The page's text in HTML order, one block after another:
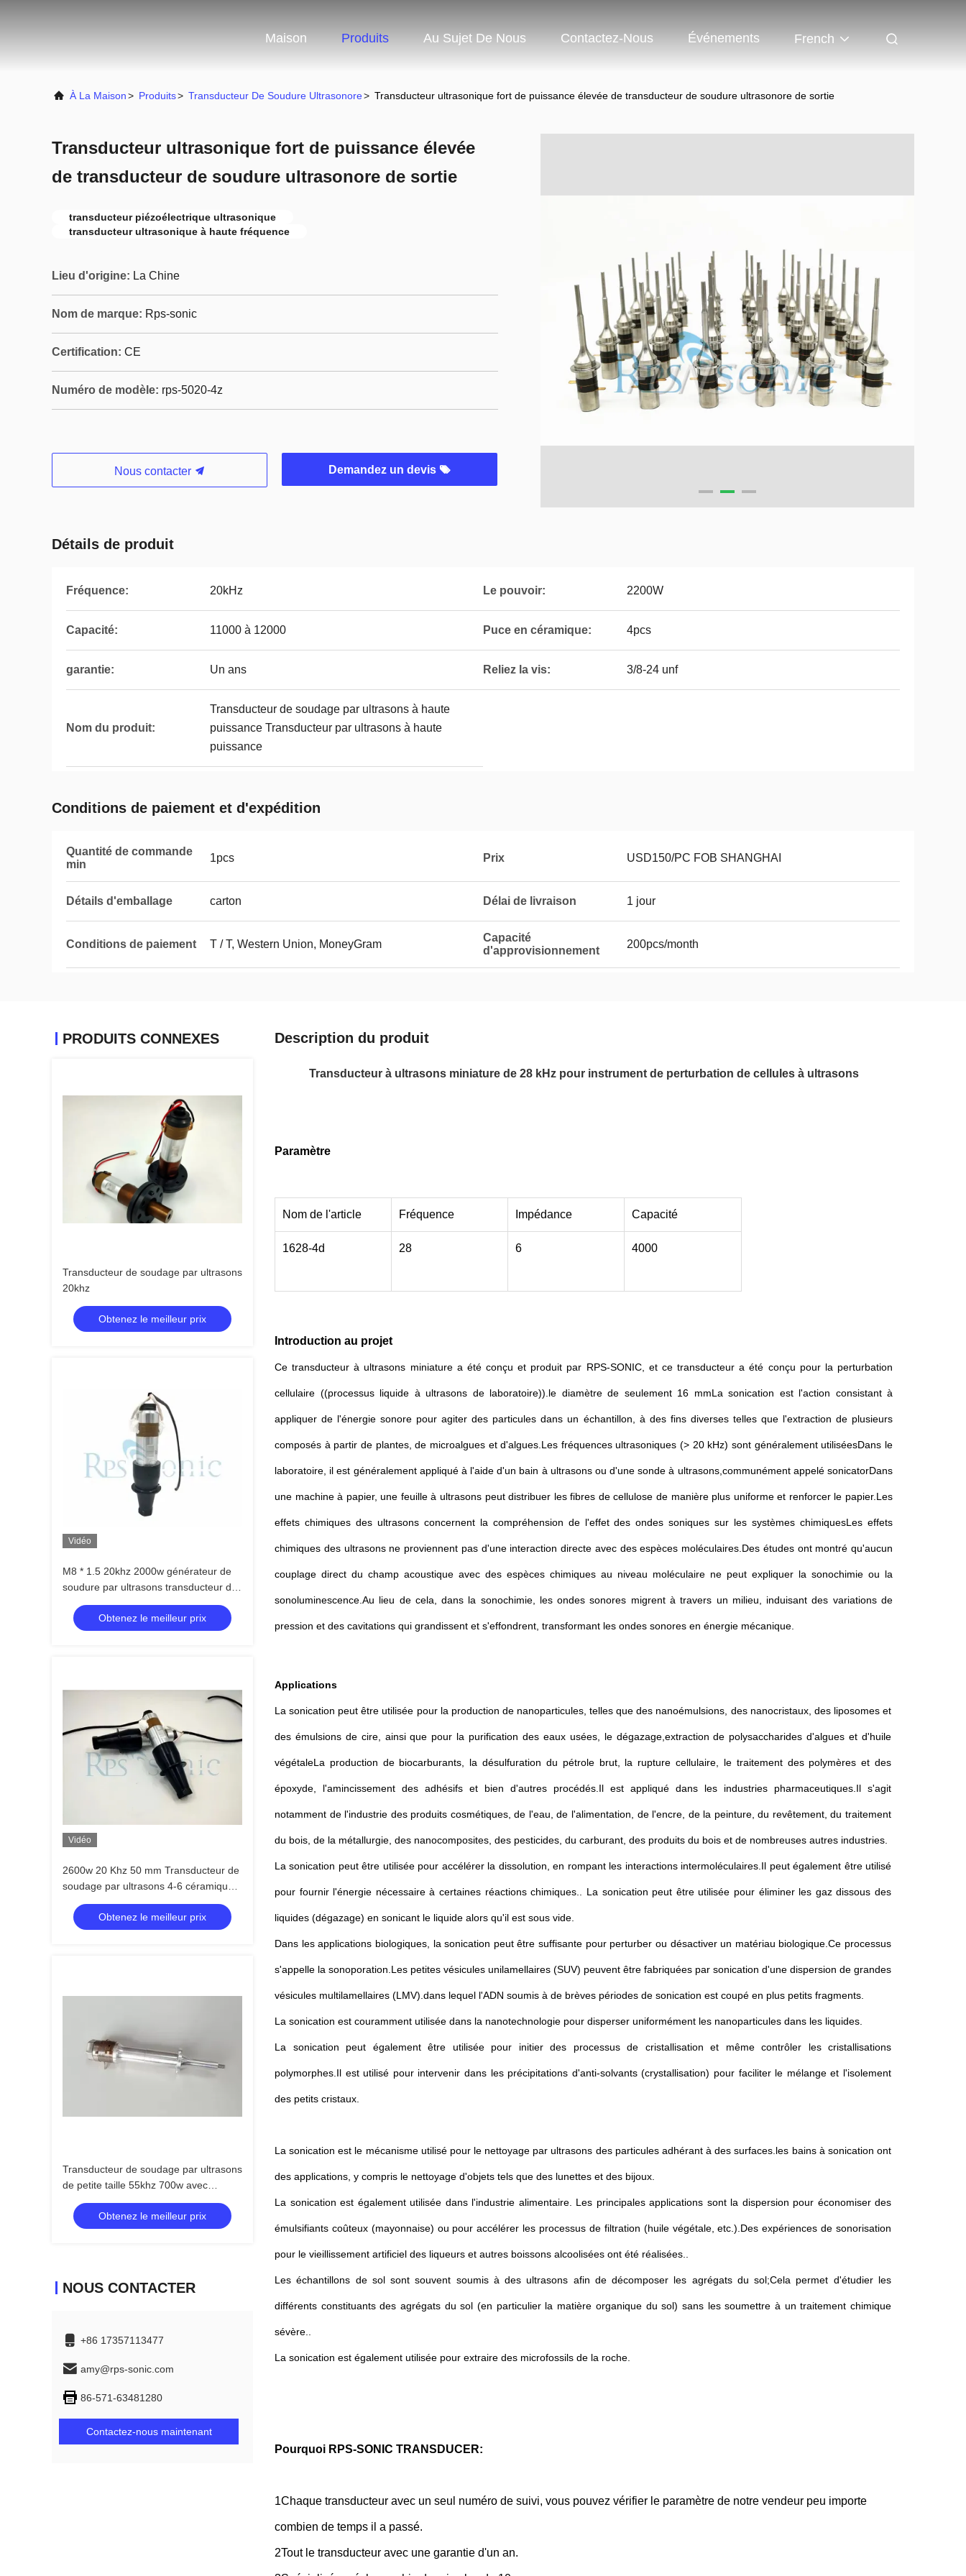
Maison Produits Au Sujet De Nous Contactez-Nous Événements French
À La Maison> Produits> Transducteur De Soudure Ultrasonore> Transducteur ultrasonique fort de puissance élevée de transducteur de soudure ultrasonore de sortie
Transducteur ultrasonique fort de puissance élevée
de transducteur de soudure ultrasonore de sortie
transducteur piézoélectrique ultrasonique
transducteur ultrasonique à haute fréquence
Lieu d'origine: La Chine
Nom de marque: Rps-sonic
Certification: CE
Numéro de modèle: rps-5020-4z
Nous contacter Demandez un devis
Détails de produit
Fréquence: 20kHz Le pouvoir: 2200W
Capacité: 11000 à 12000 Puce en céramique: 4pcs
garantie: Un ans Reliez la vis: 3/8-24 unf
Nom du produit:
Transducteur de soudage par ultrasons à haute
puissance Transducteur par ultrasons à haute
puissance
Conditions de paiement et d'expédition
Quantité de commande
min
1pcs Prix USD150/PC FOB SHANGHAI
Détails d'emballage carton Délai de livraison 1 jour
Conditions de paiement T / T, Western Union, MoneyGram
Capacité
d'approvisionnement
200pcs/month
PRODUITS CONNEXES
Transducteur de soudage par ultrasons
20khz
Obtenez le meilleur prix
Vidéo
M8 * 1.5 20khz 2000w générateur de
soudure par ultrasons transducteur de
titane avec booster
Obtenez le meilleur prix
Vidéo
2600w 20 Khz 50 mm Transducteur de
soudage par ultrasons 4-6 céramiques
pour l'étanchéité plastique
Obtenez le meilleur prix
Transducteur de soudage par ultrasons
de petite taille 55khz 700w avec
céramique jaune
Obtenez le meilleur prix
NOUS CONTACTER
+86 17357113477
amy@rps-sonic.com
86-571-63481280
Contactez-nous maintenant
Description du produit
Transducteur à ultrasons miniature de 28 kHz pour instrument de perturbation de cellules à ultrasons
Paramètre
Nom de l'article Fréquence Impédance Capacité
1628-4d 28 6 4000
Introduction au projet
Ce transducteur à ultrasons miniature a été conçu et produit par RPS-SONIC, et ce transducteur a été conçu pour la perturbation
cellulaire ((processus liquide à ultrasons de laboratoire)).le diamètre de seulement 16 mmLa sonication est l'action consistant à
appliquer de l'énergie sonore pour agiter des particules dans un échantillon, à des fins diverses telles que l'extraction de plusieurs
composés à partir de plantes, de microalgues et d'algues.Les fréquences ultrasoniques (> 20 kHz) sont généralement utiliséesDans le
laboratoire, il est généralement appliqué à l'aide d'un bain à ultrasons ou d'une sonde à ultrasons,communément appelé sonicatorDans
une machine à papier, une feuille à ultrasons peut distribuer les fibres de cellulose de manière plus uniforme et renforcer le papier.Les
effets chimiques des ultrasons concernent la compréhension de l'effet des ondes soniques sur les systèmes chimiquesLes effets
chimiques des ultrasons ne proviennent pas d'une interaction directe avec des espèces moléculaires.Des études ont montré qu'aucun
couplage direct du champ acoustique avec des espèces chimiques au niveau moléculaire ne peut expliquer la sonochimie ou la
sonoluminescence.Au lieu de cela, dans la sonochimie, les ondes sonores migrent à travers un milieu, induisant des variations de
pression et des cavitations qui grandissent et s'effondrent, transformant les ondes sonores en énergie mécanique.
Applications
La sonication peut être utilisée pour la production de nanoparticules, telles que des nanoémulsions, des nanocristaux, des liposomes et
des émulsions de cire, ainsi que pour la purification des eaux usées, le dégazage,extraction de polysaccharides d'algues et d'huile
végétaleLa production de biocarburants, la désulfuration du pétrole brut, la rupture cellulaire, le traitement des polymères et des
époxyde, l'amincissement des adhésifs et bien d'autres procédés.Il est appliqué dans les industries pharmaceutiques.Il s'agit
notamment de l'industrie des produits cosmétiques, de l'eau, de l'alimentation, de l'encre, de la peinture, du revêtement, du traitement
du bois, de la métallurgie, des nanocomposites, des pesticides, du carburant, des produits du bois et de nombreuses autres industries.
La sonication peut être utilisée pour accélérer la dissolution, en rompant les interactions intermoléculaires.Il peut également être utilisé
pour fournir l'énergie nécessaire à certaines réactions chimiques.. La sonication peut être utilisée pour éliminer les gaz dissous des
liquides (dégazage) en sonicant le liquide alors qu'il est sous vide.
Dans les applications biologiques, la sonication peut être suffisante pour perturber ou désactiver un matériau biologique.Ce processus
s'appelle la sonoporation.Les petites vésicules unilamellaires (SUV) peuvent être fabriquées par sonication d'une dispersion de grandes
vésicules multilamellaires (LMV).dans lequel l'ADN soumis à de brèves périodes de sonication est coupé en plus petits fragments.
La sonication est couramment utilisée dans la nanotechnologie pour disperser uniformément les nanoparticules dans les liquides.
La sonication peut également être utilisée pour initier des processus de cristallisation et même contrôler les cristallisations
polymorphes.Il est utilisé pour intervenir dans les précipitations d'anti-solvants (crystallisation) pour faciliter le mélange et l'isolement
des petits cristaux.
La sonication est le mécanisme utilisé pour le nettoyage par ultrasons des particules adhérant à des surfaces.les bains à sonication ont
des applications, y compris le nettoyage d'objets tels que des lunettes et des bijoux.
La sonication est également utilisée dans l'industrie alimentaire. Les principales applications sont la dispersion pour économiser des
émulsifiants coûteux (mayonnaise) ou pour accélérer les processus de filtration (huile végétale, etc.).Des expériences de sonorisation
pour le vieillissement artificiel des liqueurs et autres boissons alcoolisées ont été réalisées..
Les échantillons de sol sont souvent soumis à des ultrasons afin de décomposer les agrégats du sol;Cela permet d'étudier les
différents constituants des agrégats du sol (en particulier la matière organique du sol) sans les soumettre à un traitement chimique
sévère..
La sonication est également utilisée pour extraire des microfossils de la roche.
Pourquoi RPS-SONIC TRANSDUCER:
1Chaque transducteur avec un seul numéro de suivi, vous pouvez vérifier le paramètre de notre vendeur peu importe
combien de temps il a passé.
2Tout le transducteur avec une garantie d'un an.